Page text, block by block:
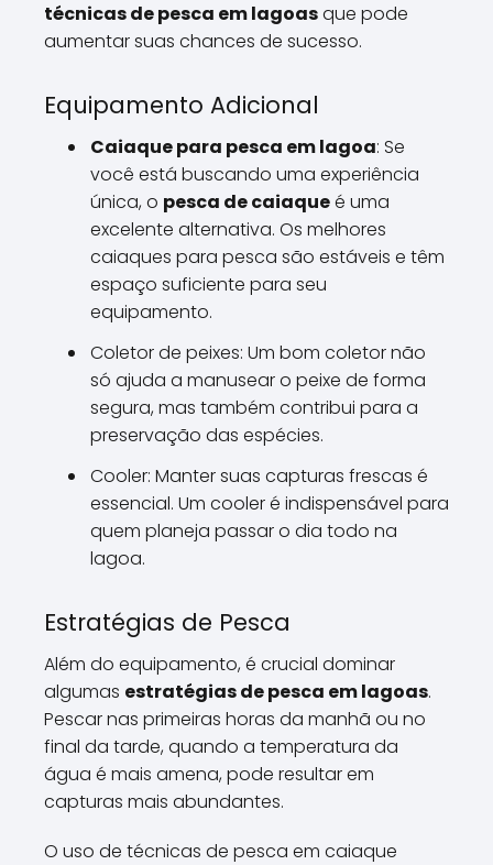
técnicas de pesca em lagoasque pode
aumentar suas chances de sucesso.
Equipamento Adicional
Caiaque para pesca em lagoa: Se
você está buscando uma experiência
única, o pesca de caiaqueé uma
excelente alternativa. Os melhores
caiaques para pesca são estáveis e têm
espaço suficiente para seu
equipamento.
Coletor de peixes: Um bom coletor não
só ajuda a manusear o peixe de forma
segura, mas também contribui para a
preservação das espécies.
Cooler: Manter suas capturas frescas é
essencial. Um cooler é indispensável para
quem planeja passar o dia todo na
lagoa.
Estratégias de Pesca
Além do equipamento, é crucial dominar
algumas estratégias de pesca em lagoas.
Pescar nas primeiras horas da manhã ou no
final da tarde, quando a temperatura da
água é mais amena, pode resultar em
capturas mais abundantes.
O uso de técnicas de pesca em caiaque